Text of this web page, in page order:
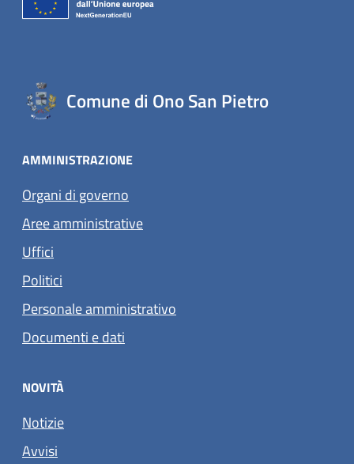
Comune di Ono San Pietro
AMMINISTRAZIONE
Organi di governo
Aree amministrative
Uffici
Politici
Personale amministrativo
Documenti e dati
NOVITÀ
Notizie
Avvisi